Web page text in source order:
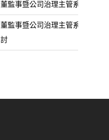
董監事暨公司治理主管系列課程-
董監事暨公司治理主管系列課程-
討